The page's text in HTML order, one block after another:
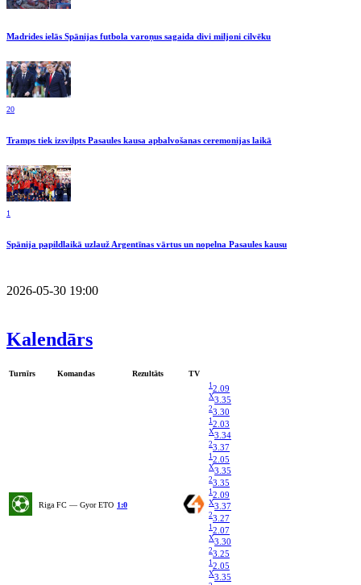
Madrides ielās Spānijas futbola varoņus sagaida divi miljoni cilvēku
20
Tramps tiek izsvilpts Pasaules kausa apbalvošanas ceremonijas laikā
1
Spānija papildlaikā uzlauž Argentīnas vārtus un nopelna Pasaules kausu
2026-05-30 19:00
Kalendārs
Turnīrs Komandas Rezultāts TV
Riga FC — Gyor ETO 1:0
12.09
X3.35
23.30
12.03
X3.34
23.37
12.05
X3.35
23.35
12.09
X3.37
23.27
12.07
X3.30
23.25
1 2.05
X3.35